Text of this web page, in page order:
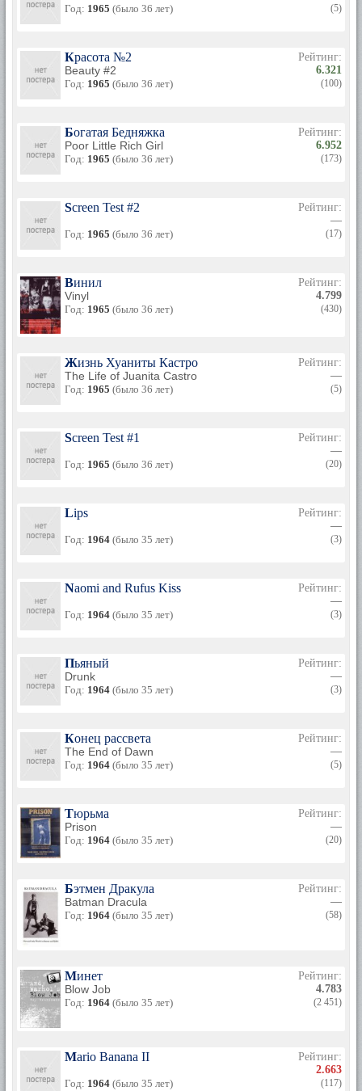
Год: 1965 (было 36 лет) (5)
Красота №2
Beauty #2
Год: 1965 (было 36 лет)
Рейтинг:
6.321
(100)
Богатая Бедняжка
Poor Little Rich Girl
Год: 1965 (было 36 лет)
Рейтинг:
6.952
(173)
Screen Test #2
Год: 1965 (было 36 лет)
Рейтинг:
—
(17)
Винил
Vinyl
Год: 1965 (было 36 лет)
Рейтинг:
4.799
(430)
Жизнь Хуаниты Кастро
The Life of Juanita Castro
Год: 1965 (было 36 лет)
Рейтинг:
—
(5)
Screen Test #1
Год: 1965 (было 36 лет)
Рейтинг:
—
(20)
Lips
Год: 1964 (было 35 лет)
Рейтинг:
—
(3)
Naomi and Rufus Kiss
Год: 1964 (было 35 лет)
Рейтинг:
—
(3)
Пьяный
Drunk
Год: 1964 (было 35 лет)
Рейтинг:
—
(3)
Конец рассвета
The End of Dawn
Год: 1964 (было 35 лет)
Рейтинг:
—
(5)
Тюрьма
Prison
Год: 1964 (было 35 лет)
Рейтинг:
—
(20)
Бэтмен Дракула
Batman Dracula
Год: 1964 (было 35 лет)
Рейтинг:
—
(58)
Минет
Blow Job
Год: 1964 (было 35 лет)
Рейтинг:
4.783
(2 451)
Mario Banana II
Год: 1964 (было 35 лет)
Рейтинг:
2.663
(117)